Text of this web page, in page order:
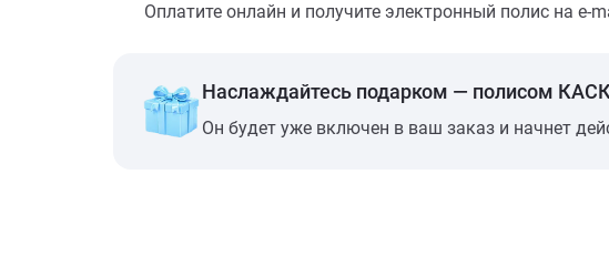
Оплатите онлайн и получите электронный полис на e-
Наслаждайтесь подарком — полисом
Он будет уже включен в ваш заказ и начнет